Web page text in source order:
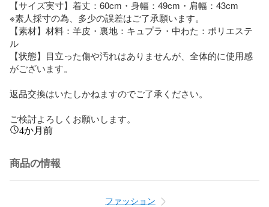
【サイズ実寸】着丈：60cm・身幅：49cm・肩幅：43cm
※素人採寸の為、多少の誤差はご了承願います。
【素材】材料：羊皮・裏地：キュプラ・中わた：ポリエステ
ル
【状態】目立った傷や汚れはありませんが、全体的に使用感
がございます。
返品交換はいたしかねますのでご了承ください。
ご検討よろしくお願いします。
4か月前
商品の情報
ファッション